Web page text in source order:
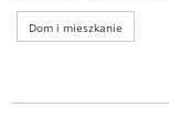
Dom i mieszkanie